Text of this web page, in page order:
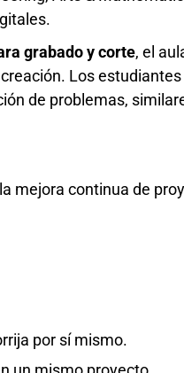
grabado y corte, el
Los
de problemas,
mejora continua de
por sí mismo.